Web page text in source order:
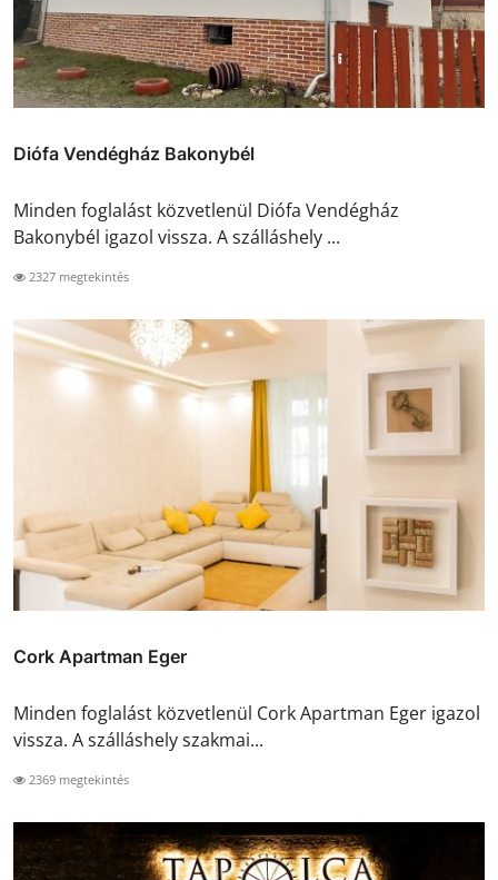
Diófa Vendégház Bakonybél
Minden foglalást közvetlenül Diófa Vendégház
Bakonybél igazol vissza. A szálláshely ...
2327 megtekintés
Cork Apartman Eger
Minden foglalást közvetlenül Cork Apartman Eger igazol
vissza. A szálláshely szakmai...
2369 megtekintés